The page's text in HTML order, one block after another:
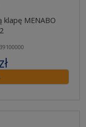
klapę MENABO